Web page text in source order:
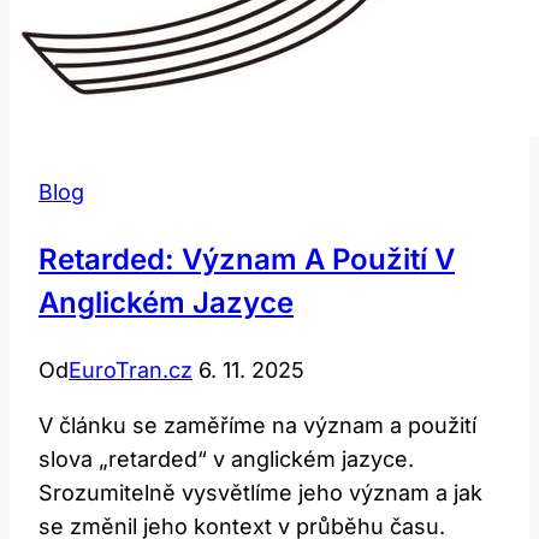
Blog
Retarded: Význam A Použití V
Anglickém Jazyce
OdEuroTran.cz 6. 11. 2025
V článku se zaměříme na význam a použití
slova „retarded“ v anglickém jazyce.
Srozumitelně vysvětlíme jeho význam a jak
se změnil jeho kontext v průběhu času.